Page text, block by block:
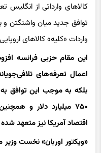
واردات «کلیه» کالاهای
این مقام حزبی فرانسه
اعمال تعرفه‌های
بلکه به موجب این توافق به
اقتصاد آمریکا نیز متعهد
«ویکتور اوربان» نخست وزیر
گفت، توافقی که روز